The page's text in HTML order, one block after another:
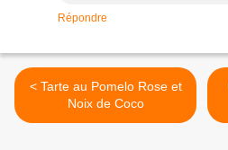
Répondre
< Tarte au Pomelo Rose et
Noix de Coco